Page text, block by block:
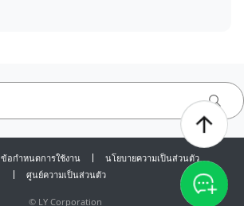
ข้อกำหนดการใช้งาน
นโยบายความเป็นส่วนตัว
ศูนย์ความเป็นส่วนตัว
© LY Corporation